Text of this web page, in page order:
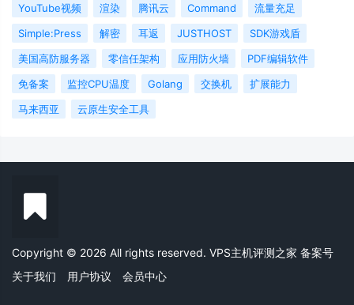
YouTube视频
渲染 腾讯云 Command
流量充足
Simple:Press
解密 耳返 JUSTHOST
SDK游戏盾
美国高防服务器
零信任架构 应用防火墙
PDF编辑软件
免备案
监控CPU温度 Golang 交换机
扩展能力
马来西亚
云原生安全工具
Copyright © 2026 All rights reserved. VPS主机评测之家 备案号
关于我们
用户协议 会员中心